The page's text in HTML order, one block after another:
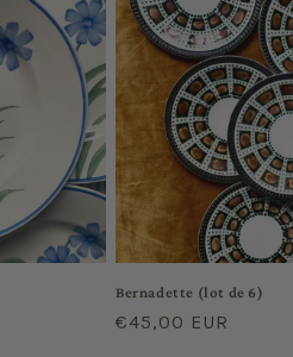
Bernadette (lot de 6)
Prix
€45,00 EUR